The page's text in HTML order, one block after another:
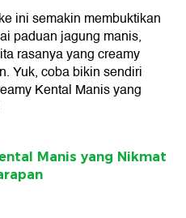
ini semakin membuktikan
paduan jagung manis,
rasanya yang creamy
Yuk, coba bikin sendiri
Kental Manis yang
Manis yang Nikmat